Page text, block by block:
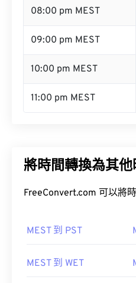
08:00 pm MEST
09:00 pm MEST
10:00 pm MEST
11:00 pm MEST
將時間轉換為其他
FreeConvert.com 可以將
MEST 到 PST
MEST 到 WET